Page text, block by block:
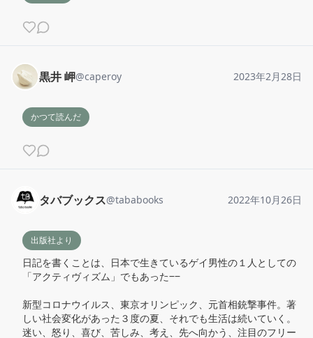
黒井 岬@caperoy 2023年2月28日
かつて読んだ
タバブックス@tababooks 2022年10月26日
出版社より
日記を書くことは、日本で生きているゲイ男性の１人としての
「アクティヴィズム」でもあった‒‒
新型コロナウイルス、東京オリンピック、元首相銃撃事件。著
しい社会変化があった３度の夏、それでも生活は続いていく。
迷い、怒り、喜び、苦しみ、考え、先へ向かう、注目のフリー